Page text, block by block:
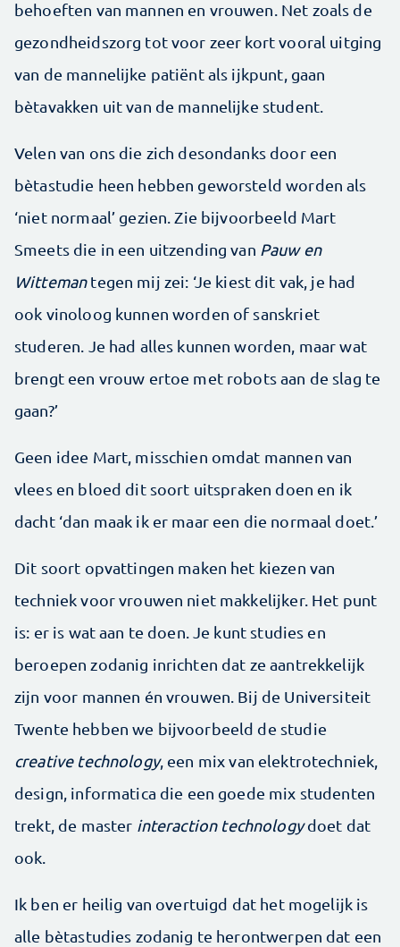
behoeften van mannen en vrouwen. Net zoals de
gezondheidszorg tot voor zeer kort vooral uitging
van de mannelijke patiënt als ijkpunt, gaan
bètavakken uit van de mannelijke student.
Velen van ons die zich desondanks door een
bètastudie heen hebben geworsteld worden als
‘niet normaal’ gezien. Zie bijvoorbeeld Mart
Smeets die in een uitzending van Pauw en
Wittemantegen mij zei: ‘Je kiest dit vak, je had
ook vinoloog kunnen worden of sanskriet
studeren. Je had alles kunnen worden, maar wat
brengt een vrouw ertoe met robots aan de slag te
gaan?’
Geen idee Mart, misschien omdat mannen van
vlees en bloed dit soort uitspraken doen en ik
dacht ‘dan maak ik er maar een die normaal doet.’
Dit soort opvattingen maken het kiezen van
techniek voor vrouwen niet makkelijker. Het punt
is: er is wat aan te doen. Je kunt studies en
beroepen zodanig inrichten dat ze aantrekkelijk
zijn voor mannen én vrouwen. Bij de Universiteit
Twente hebben we bijvoorbeeld de studie
creative technology, een mix van elektrotechniek,
design, informatica die een goede mix studenten
trekt, de master interaction technologydoet dat
ook.
Ik ben er heilig van overtuigd dat het mogelijk is
alle bètastudies zodanig te herontwerpen dat een